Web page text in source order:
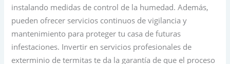
instalando medidas de control de la humedad. Además,
pueden ofrecer servicios continuos de vigilancia y
mantenimiento para proteger tu casa de futuras
infestaciones. Invertir en servicios profesionales de
exterminio de termitas te da la garantía de que el proceso